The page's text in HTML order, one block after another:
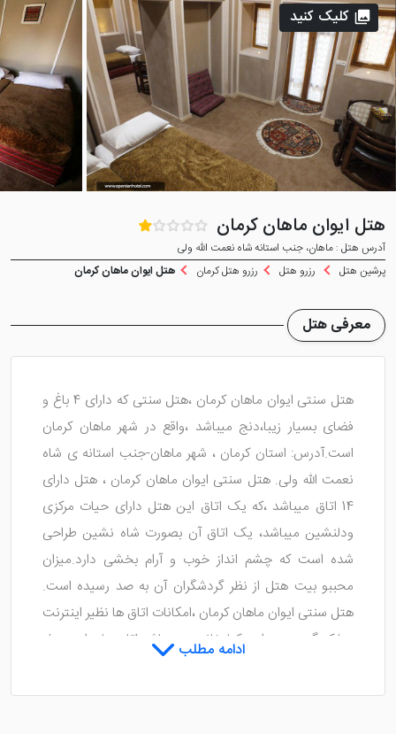
هتل ایوان ماهان کرمان
آدرس هتل : ماهان، جنب استانه شاه نعمت الله ولی
پرشین هتل
رزرو هتل رزرو هتل کرمان هتل ایوان ماهان کرمان
کلیک کنید
معرفی هتل
هتل سنتی ایوان ماهان کرمان ،هتل سنتی که دارای 4 باغ و
فضای بسیار زیبا،دنج میباشد ،واقع در شهر ماهان کرمان
است.آدرس: استان کرمان ، شهر ماهان-جنب استانه ی شاه
نعمت الله ولی. هتل سنتی ایوان ماهان کرمان ، هتل دارای
14 اتاق میباشد ،که یک اتاق این هتل دارای حیات مرکزی
ودلنشین میباشد، یک اتاق آن بصورت شاه نشین طراحی
شده است که چشم انداز خوب و آرام بخشی دارد.میزان
محببو بیت هتل از نظر گردشگران آن به صد رسیده است.
هتل سنتی ایوان ماهان کرمان ،امکانات اتاق ها نظیر اینترنت
، پارکینگ ، رستوران ، کتابخانه و.. میباشد.اتاق های این هتل
نویسنده : پرشین هتل
ادامه مطلب